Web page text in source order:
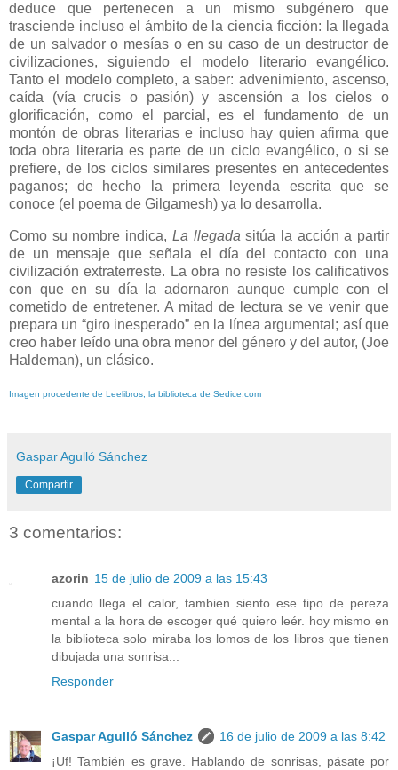
deduce que pertenecen a un mismo subgénero que
trasciende incluso el ámbito de la ciencia ficción: la llegada
de un salvador o mesías o en su caso de un destructor de
civilizaciones, siguiendo el modelo literario evangélico.
Tanto el modelo completo, a saber: advenimiento, ascenso,
caída (vía crucis o pasión) y ascensión a los cielos o
glorificación, como el parcial, es el fundamento de un
montón de obras literarias e incluso hay quien afirma que
toda obra literaria es parte de un ciclo evangélico, o si se
prefiere, de los ciclos similares presentes en antecedentes
paganos; de hecho la primera leyenda escrita que se
conoce (el poema de Gilgamesh) ya lo desarrolla.
Como su nombre indica, La llegada sitúa la acción a partir
de un mensaje que señala el día del contacto con una
civilización extraterreste. La obra no resiste los calificativos
con que en su día la adornaron aunque cumple con el
cometido de entretener. A mitad de lectura se ve venir que
prepara un “giro inesperado” en la línea argumental; así que
creo haber leído una obra menor del género y del autor, (Joe
Haldeman), un clásico.
Imagen procedente de Leelibros, la biblioteca de Sedice.com
Gaspar Agulló Sánchez
Compartir
3 comentarios:
azorin 15 de julio de 2009 a las 15:43
cuando llega el calor, tambien siento ese tipo de pereza
mental a la hora de escoger qué quiero leér. hoy mismo en
la biblioteca solo miraba los lomos de los libros que tienen
dibujada una sonrisa...
Responder
Gaspar Agulló Sánchez
16 de julio de 2009 a las 8:42
¡Uf! También es grave. Hablando de sonrisas, pásate por